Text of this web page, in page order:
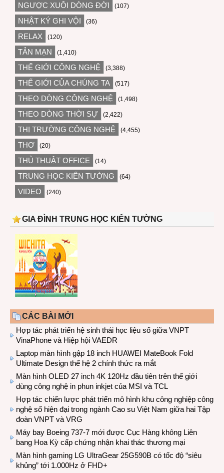
NGƯỢC XUÔI DÒNG ĐỜI (107)
NHẬT KÝ GHI VỘI (36)
RELAX (120)
TẢN MẠN (1,410)
THẾ GIỚI CÔNG NGHỆ (3,388)
THẾ GIỚI CỦA CHÚNG TA (517)
THEO DÒNG CÔNG NGHỆ (1,498)
THEO DÒNG THỜI SỰ (2,422)
THỊ TRƯỜNG CÔNG NGHỆ (4,455)
THƠ (20)
THỦ THUẬT OFFICE (14)
TRUNG HỌC KIẾN TƯỜNG (64)
VIDEO (240)
GIA ĐÌNH TRUNG HỌC KIẾN TƯỜNG
CÁC BÀI MỚI
Hợp tác phát triển hệ sinh thái học liệu số giữa VNPT
VinaPhone và Hiệp hội VAEDR
Laptop màn hình gập 18 inch HUAWEI MateBook Fold
Ultimate Design thế hệ 2 chính thức ra mắt
Màn hình OLED 27 inch 4K 120Hz đầu tiên trên thế giới
dùng công nghệ in phun inkjet của MSI và TCL
Hợp tác chiến lược phát triển mô hình khu công nghiệp công
nghệ số hiện đại trong ngành Cao su Việt Nam giữa hai Tập
đoàn VNPT và VRG
Máy bay Boeing 737-7 mới được Cục Hàng không Liên
bang Hoa Kỳ cấp chứng nhận khai thác thương mại
Màn hình gaming LG UltraGear 25G590B có tốc độ “siêu
khủng” tới 1.000Hz ở FHD+